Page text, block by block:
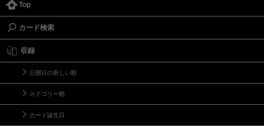
Top
カード検索
収録
公開日の新しい順
カテゴリー順
カード誕生日